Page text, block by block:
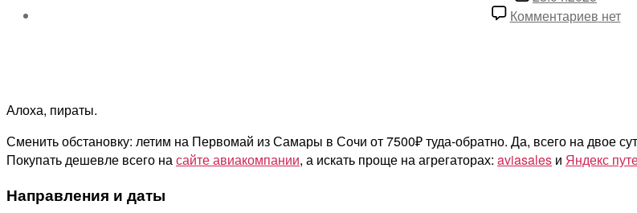
записи
Комментариевк
туда-
нет
Алоха, пираты.
Сменить обстановку: летим на Первомай из Самары в Сочи от 7500₽ туда-обратно. Да, всего на двое
Покупать дешевле всего насайте авиакомпании, а искать проще на агрегаторах: aviasales и Яндекс
Направления и даты